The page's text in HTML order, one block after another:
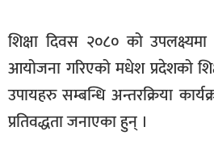
मनोरञ्जन
फोटो
/
भिडियो
शिक्षा दिवस २०८० को
आयोजना गरिएको मधेश प्रदेशको
उपायहरु सम्बन्धि अन्तरक्रिया
प्रतिवद्धता जनाएका हुन् ।